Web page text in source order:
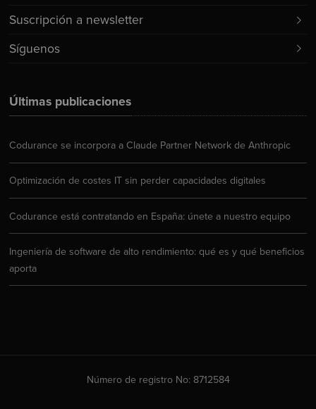
Últimas publicaciones
Codurance se incorpora a Claude Partner Network de Anthropic
Optimización de costes IT sin perder capacidades digitales
Codurance está contratando en España: únete a nuestro equipo
Ingeniería de software de alto rendimiento: qué es y qué beneficios
aporta
Suscripción a newsletter
Síguenos
Número de registro No: 8712584